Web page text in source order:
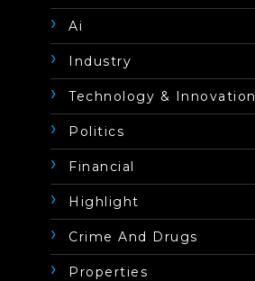
Ai
Industry
Technology & Innovation
Politics
Financial
Highlight
Crime And Drugs
Properties